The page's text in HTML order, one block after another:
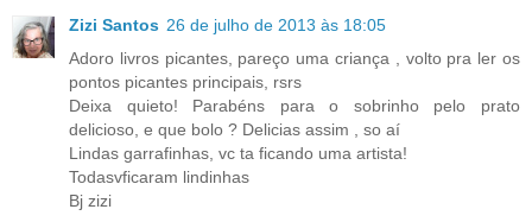
Zizi Santos 26 de julho de 2013 às 18:05
Adoro livros picantes, pareço uma criança , volto pra ler os
pontos picantes principais, rsrs
Deixa quieto! Parabéns para o sobrinho pelo prato
delicioso, e que bolo ? Delicias assim , so aí
Lindas garrafinhas, vc ta ficando uma artista!
Todasvficaram lindinhas
Bj zizi